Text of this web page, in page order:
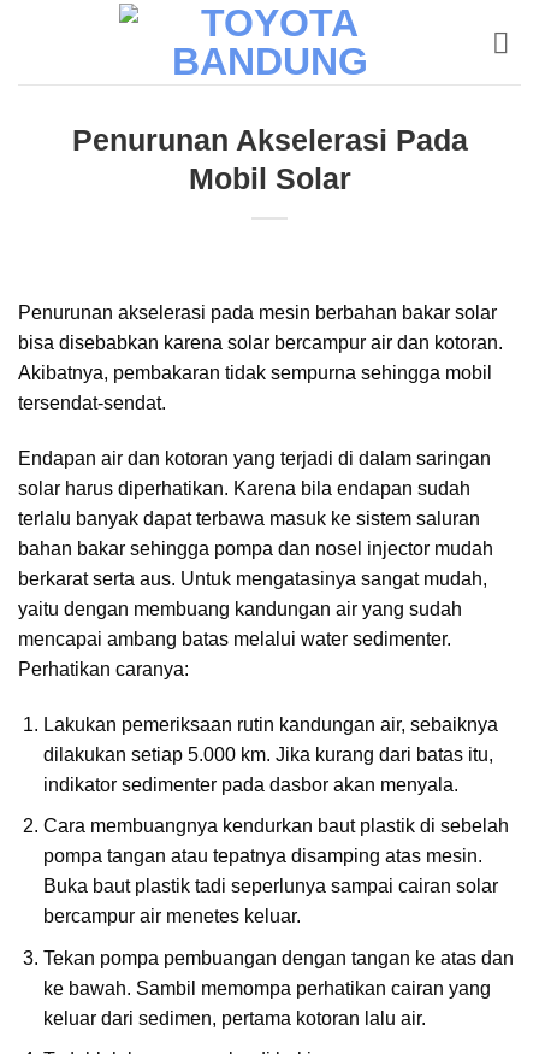
Penurunan Akselerasi Pada
Mobil Solar
Penurunan akselerasi pada mesin berbahan bakar solar
bisa disebabkan karena solar bercampur air dan kotoran.
Akibatnya, pembakaran tidak sempurna sehingga mobil
tersendat-sendat.
Endapan air dan kotoran yang terjadi di dalam saringan
solar harus diperhatikan. Karena bila endapan sudah
terlalu banyak dapat terbawa masuk ke sistem saluran
bahan bakar sehingga pompa dan nosel injector mudah
berkarat serta aus. Untuk mengatasinya sangat mudah,
yaitu dengan membuang kandungan air yang sudah
mencapai ambang batas melalui water sedimenter.
Perhatikan caranya:
Lakukan pemeriksaan rutin kandungan air, sebaiknya
dilakukan setiap 5.000 km. Jika kurang dari batas itu,
indikator sedimenter pada dasbor akan menyala.
Cara membuangnya kendurkan baut plastik di sebelah
pompa tangan atau tepatnya disamping atas mesin.
Buka baut plastik tadi seperlunya sampai cairan solar
bercampur air menetes keluar.
Tekan pompa pembuangan dengan tangan ke atas dan
ke bawah. Sambil memompa perhatikan cairan yang
keluar dari sedimen, pertama kotoran lalu air.